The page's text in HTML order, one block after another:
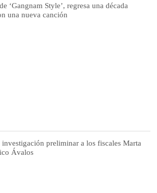
‘Gangnam Style’, regresa una década
una nueva canción
preliminar a los fiscales Marta
Ávalos